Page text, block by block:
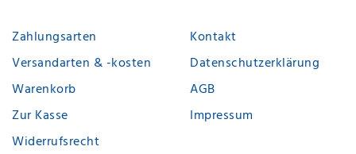
Zahlungsarten
Versandarten & -kosten
Warenkorb
Zur Kasse
Widerrufsrecht
Kontakt
Datenschutzerklärung
AGB
Impressum